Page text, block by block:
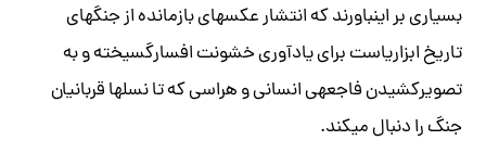
بسیاری بر این‎باورند که انتشار عکس‎های بازمانده از جنگ‎های
تاریخ ابزاری‎است برای یادآوری خشونت افسارگسیخته و به
تصویرکشیدن فاجعه‎ی انسانی‎ و هراسی که تا نسل‎ها قربانیان
جنگ را دنبال می‎کند.